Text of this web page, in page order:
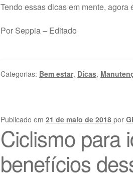
Tendo essas dicas em mente, agora
Por Seppia – Editado
Categorias: Bem estar, Dicas,
Publicado em21 de maio de 2018 por
Ciclismo para
benefícios